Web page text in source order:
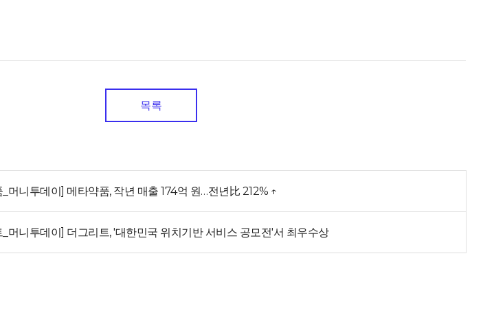
목록
머니투데이] 메타약품, 작년 매출 174억 원…전년比 212% ↑
_머니투데이] 더그리트, '대한민국 위치기반 서비스 공모전'서 최우수상